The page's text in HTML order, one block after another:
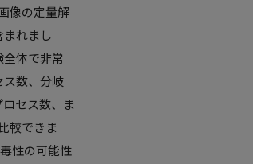
像の定量解
れまし
体で非常
ス数、分岐
セス数、ま
較できま
性の可能性